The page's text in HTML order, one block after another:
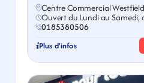
Centre Commercial
Ouvert du Lundi au Samedi,
0185380506
Plus d'infos